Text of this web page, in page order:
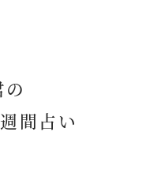
間占い